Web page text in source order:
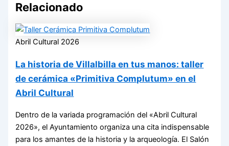
Relacionado
Abril Cultural 2026
La historia de Villalbilla en tus manos: taller
de cerámica «Primitiva Complutum» en el
Abril Cultural
Dentro de la variada programación del «Abril Cultural
2026», el Ayuntamiento organiza una cita indispensable
para los amantes de la historia y la arqueología. El Salón